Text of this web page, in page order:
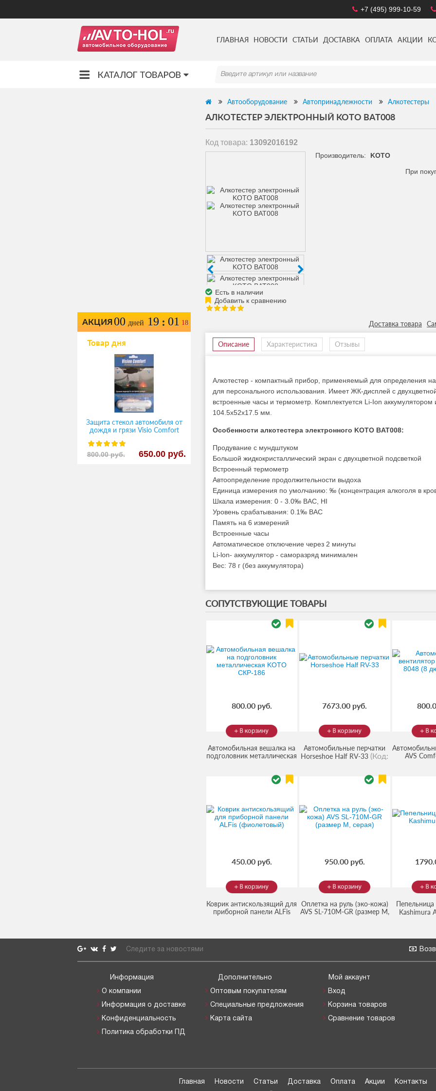
+7 (495) 999-10-59
ГЛАВНАЯ НОВОСТИ СТАТЬИ ДОСТАВКА ОПЛАТА АКЦИИ
Автооборудование Автопринадлежности Алкотестеры
АЛКОТЕСТЕР ЭЛЕКТРОННЫЙ KOTO BAT008
Код товара: 13092016192
Есть в наличии
При
Производитель: KOTO
Доставка товара
Описание Характеристика Отзывы
Алкотестер - компактный прибор, применяемый для определения
для персонального использования. Имеет ЖК-дисплей с
встроенные часы и термометр. Комплектуется Li-Ion
104.5х52х17.5 мм.
Особенности алкотестера электронного KOTO BAT008:
Продувание с мундштуком
Большой жидкокристаллический экран с двухцветной подсветкой
Встроенный термометр
Автоопределение продолжительности выдоха
Единица измерения по умолчанию: ‰ (концентрация алкоголя в
Шкала измерения: 0 - 3.0‰ BAC, HI
Уровень срабатывания: 0.1‰ BAC
Память на 6 измерений
Встроенные часы
Автоматическое отключение через 2 минуты
Li-lon- аккумулятор - саморазряд минимален
Вес: 78 г (без аккумулятора)
СОПУТСТВУЮЩИЕ ТОВАРЫ
800.00 руб.
Автомобильная вешалка на
подголовник металлическая
7673.00 руб.
Автомобильные перчатки
Horseshoe Half RV-33 (Код:
AVS
450.00 руб.
Коврик антискользящий для
приборной панели ALFis
950.00 руб.
Оплетка на руль (эко-кожа)
AVS SL-710M-GR (размер M,
Пепельница
Kashimura
АКЦИЯ00 дней 19:01 18
Товар дня
Защита стекол автомобиля от
дождя и грязи Visio Comfort
800.00 руб. 650.00 руб.
Следите за новостями
Информация
О компании
Информация о доставке
Конфиденциальность
Политика обработки ПД
Дополнительно
Оптовым покупателям
Специальные предложения
Карта сайта
Мой аккаунт
Вход
Корзина товаров
Сравнение товаров
Главная Новости Статьи Доставка Оплата Акции Контакты